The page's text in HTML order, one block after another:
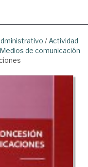
/ Actividad
de comunicación